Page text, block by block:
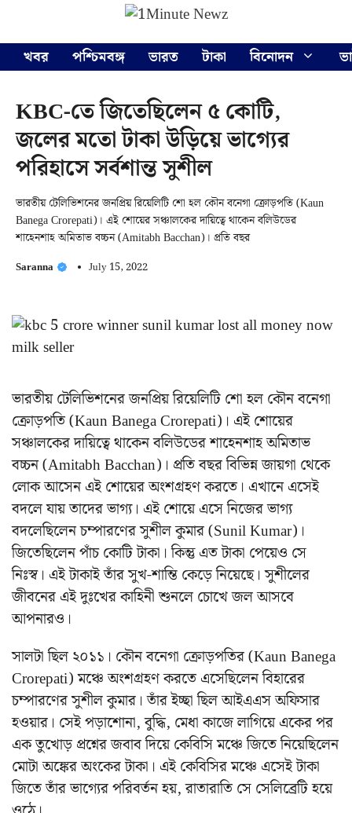
content
খবর
পশ্চিমবঙ্গ ভারত টাকা বিনোদন
KBC-তে জিতেছিলেন ৫ কোটি,
জলের মতো টাকা উড়িয়ে ভাগ্যের
পরিহাসে সর্বশান্ত সুশীল
ভারতীয় টেলিভিশনের জনপ্রিয় রিয়েলিটি শো হল কৌন বনেগা ক্রোড়পতি (Kaun
Banega Crorepati)। এই শোয়ের সঞ্চালকের দায়িত্বে থাকেন বলিউডের
শাহেনশাহ অমিতাভ বচ্চন (Amitabh Bacchan)। প্রতি বছর
Saranna July 15, 2022
ভারতীয় টেলিভিশনের জনপ্রিয় রিয়েলিটি শো হল কৌন বনেগা
ক্রোড়পতি (Kaun Banega Crorepati)। এই শোয়ের
সঞ্চালকের দায়িত্বে থাকেন বলিউডের শাহেনশাহ অমিতাভ
বচ্চন (Amitabh Bacchan)। প্রতি বছর বিভিন্ন জায়গা থেকে
লোক আসেন এই শোয়ের অংশগ্রহণ করতে। এখানে এসেই
বদলে যায় তাদের ভাগ্য। এই শোয়ে এসে নিজের ভাগ্য
বদলেছিলেন চম্পারণের সুশীল কুমার (Sunil Kumar)।
জিতেছিলেন পাঁচ কোটি টাকা। কিন্তু এত টাকা পেয়েও সে
নিঃস্ব। এই টাকাই তাঁর সুখ-শান্তি কেড়ে নিয়েছে। সুশীলের
জীবনের এই দুঃখের কাহিনী শুনলে চোখে জল আসবে
আপনারও।
সালটা ছিল ২০১১। কৌন বনেগা ক্রোড়পতির (Kaun Banega
Crorepati) মঞ্চে অংশগ্রহণ করতে এসেছিলেন বিহারের
চম্পারণের সুশীল কুমার। তাঁর ইচ্ছা ছিল আইএএস অফিসার
হওয়ার। সেই পড়াশোনা, বুদ্ধি, মেধা কাজে লাগিয়ে একের পর
এক তুখোড় প্রশ্নের জবাব দিয়ে কেবিসি মঞ্চে জিতে নিয়েছিলেন
মোটা অঙ্কের অংকের টাকা। এই কেবিসির মঞ্চে এসেই টাকা
জিতে তাঁর ভাগ্যের পরিবর্তন হয়, রাতারাতি সে সেলিব্রেটি হয়ে